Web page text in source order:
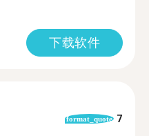
下载软件
format_quote 7